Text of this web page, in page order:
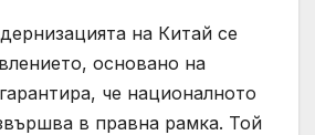
на Китай се
основано на
че националното
в правна рамка. Той